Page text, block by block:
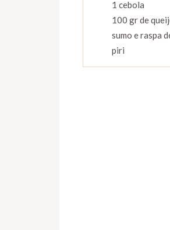
1 cebola
100 gr de
sumo e raspa
piri